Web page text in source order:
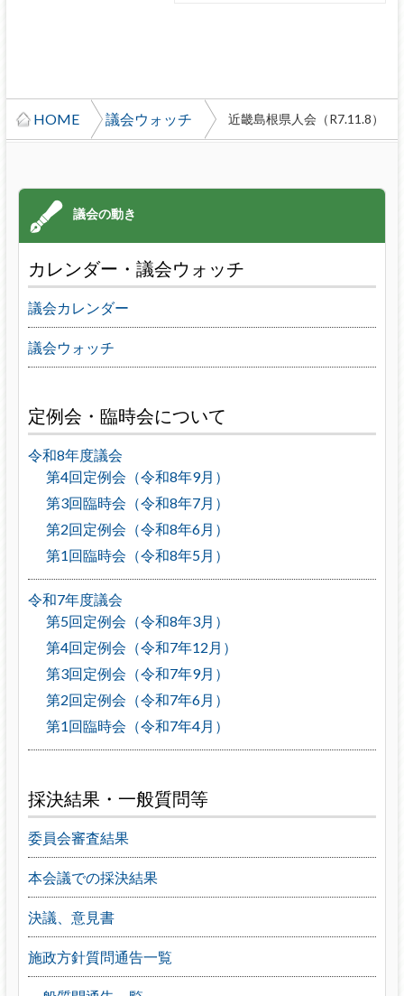
HOME 議会ウォッチ 近畿島根県人会（R7.11.8）
カレンダー・議会ウォッチ
議会カレンダー
議会ウォッチ
定例会・臨時会について
令和8年度議会
第4回定例会（令和8年9月）
第3回臨時会（令和8年7月）
第2回定例会（令和8年6月）
第1回臨時会（令和8年5月）
令和7年度議会
第5回定例会（令和8年3月）
第4回定例会（令和7年12月）
第3回定例会（令和7年9月）
第2回定例会（令和7年6月）
第1回臨時会（令和7年4月）
採決結果・一般質問等
委員会審査結果
本会議での採決結果
決議、意見書
施政方針質問通告一覧